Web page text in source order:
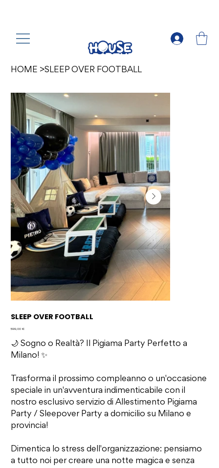
HOME >SLEEP OVER FOOTBALL
SLEEP OVER FOOTBALL
Prezzo
599,00 €
🌙 Sogno o Realtà? Il Pigiama Party Perfetto a
Milano! ✨
Trasforma il prossimo compleanno o un'occasione
speciale in un'avventura indimenticabile con il
nostro esclusivo servizio di Allestimento Pigiama
Party / Sleepover Party a domicilio su Milano e
provincia!
Dimentica lo stress dell'organizzazione: pensiamo
a tutto noi per creare una notte magica e senza